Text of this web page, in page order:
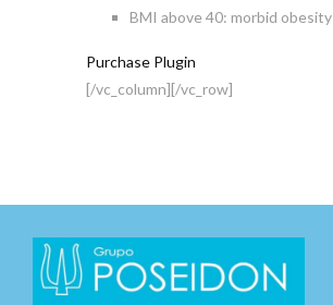
BMI above 40: morbid obesity
Purchase Plugin
[/vc_column][/vc_row]